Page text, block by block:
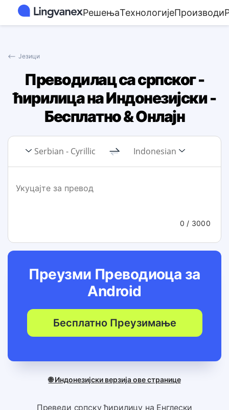
РешењаТехнологијеПроизводи
⟵ Језици
Преводилац са српског -
ћирилица на Индонезијски -
Бесплатно & Онлајн
Serbian - Cyrillic Indonesian
0 / 3000
Преузми Преводиоца за
Android
Бесплатно Преузимање
🌐 Индонезијски верзија ове странице